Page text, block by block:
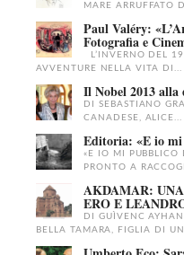
MARE ARRUFFATO
Paul Valéry:
Fotografia e
L’INVERNO DEL
AVVENTURE NELLA VITA DI...
Il Nobel 2013 alla
DI SEBASTIANO
CANADESE, ALICE...
Editoria: «E io
«E IO MI PUBBLICO
PRONTO A
AKDAMAR:
ERO E
DI GUÌVENC
BELLA TAMARA, FIGLIA DI